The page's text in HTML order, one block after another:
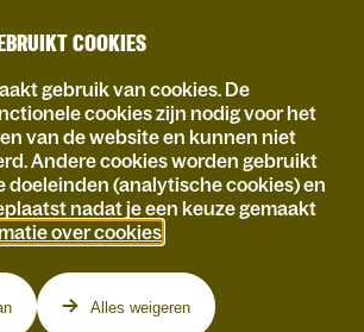
COOKIES
gebruik van cookies. De
cookies zijn nodig voor het
van de website en kunnen niet
Andere cookies worden gebruikt
doeleinden (analytische cookies) en
nadat je een keuze gemaakt
over cookies
Alles weigeren